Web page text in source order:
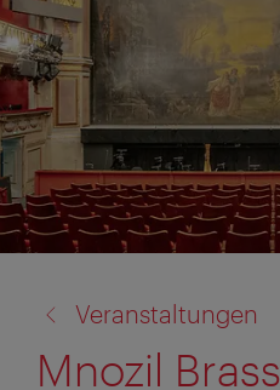
zu:
Veranstaltungen
Mnozil Brass